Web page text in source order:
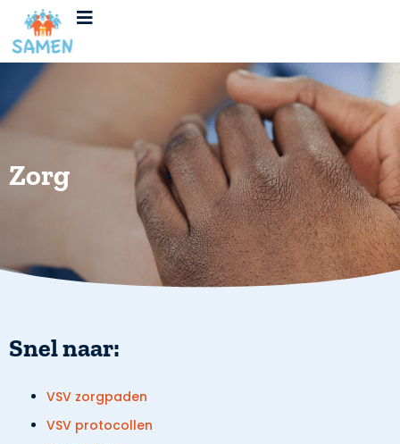
naar
inhoud
Zorg
Snel naar:
VSV zorgpaden
VSV protocollen